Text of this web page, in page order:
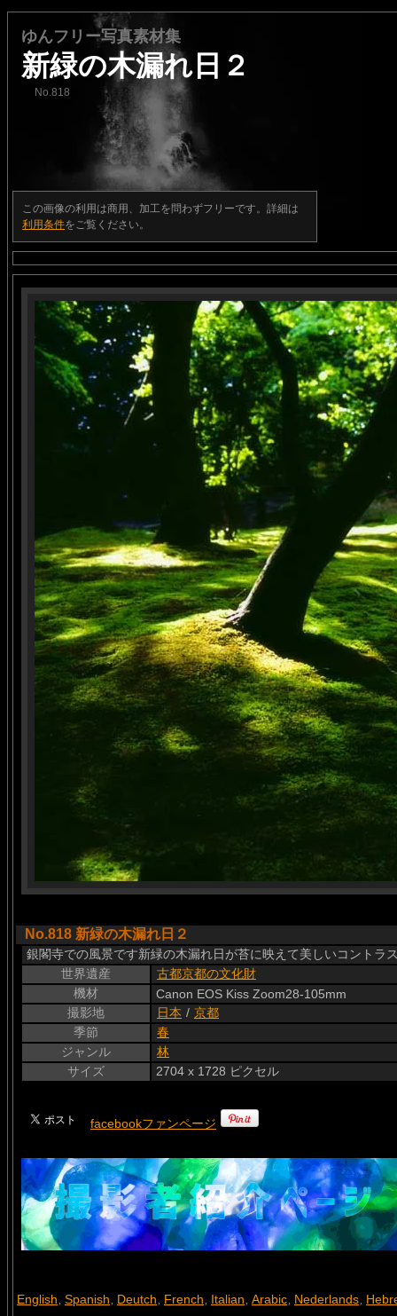
ゆんフリー写真素材集
新緑の木漏れ日２
No.818
この画像の利用は商用、加工を問わずフリーです。詳細は
利用条件をご覧ください。
No.818 新緑の木漏れ日２
銀閣寺での風景です新緑の木漏れ日が苔に映えて美しいコントラ
世界遺産
古都京都の文化財
機材
Canon EOS Kiss Zoom28-105mm
撮影地
日本 / 京都
季節
春
ジャンル
林
サイズ
2704 x 1728 ピクセル
facebookファンページ
English, Spanish, Deutch, French, Italian, Arabic, Nederlands,